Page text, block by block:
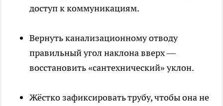
доступ к коммуникациям.
Вернуть канализационному отводу
правильный угол наклона вверх —
восстановить «сантехнический» уклон.
Жёстко зафиксировать трубу, чтобы она не